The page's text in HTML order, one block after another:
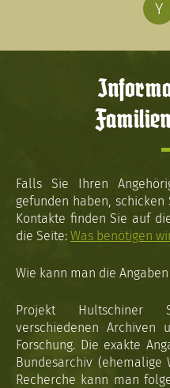
Y
Falls Sie Ihren
gefunden haben, schicken
Kontakte finden Sie auf
die Seite: Was benötigen
Wie kann man die
Projekt Hultschiner
verschiedenen Archiven
Forschung. Die exakte
Bundesarchiv (ehemalige
Recherche kann man